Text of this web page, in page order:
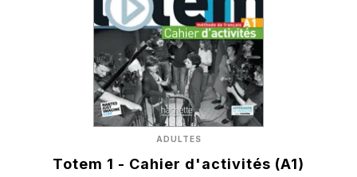
ADULTES
Totem 1 - Cahier d'activités (A1)